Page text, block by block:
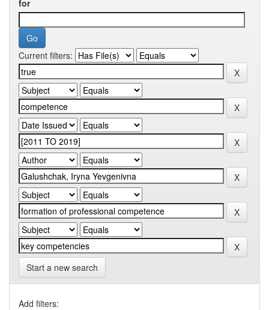
for
Current filters:
Start a new search
Add filters: